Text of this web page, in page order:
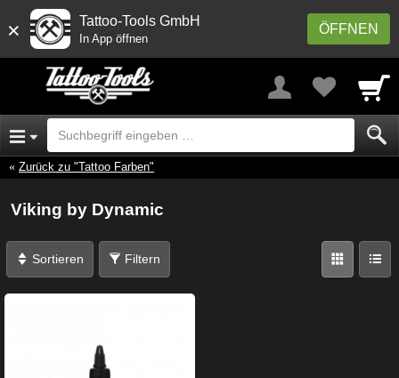
× ÖFFNEN
Tattoo-Tools GmbH
In App öffnen
Zurück zu "Tattoo Farben"
Viking by Dynamic
Sortieren Filtern